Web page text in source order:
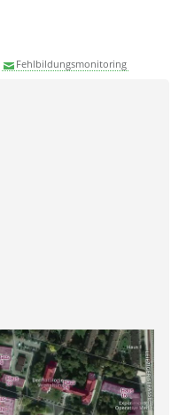
Fehlbildungsmonitoring